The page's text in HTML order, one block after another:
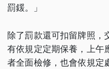
罰鍰。」
除了罰款還可扣留牌照，
有依規定定期保養，上午
者全面檢修，也會依規定